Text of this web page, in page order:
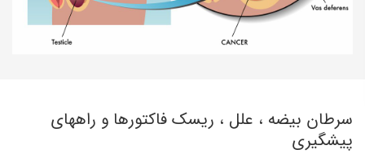
سرطان بیضه ، علل ، ریسک فاکتورها و راههای
پیشگیری